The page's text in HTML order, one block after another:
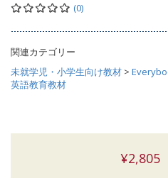
(0)
関連カテゴリー
未就学児・小学生向け教材 >
英語教育教材
¥2,805